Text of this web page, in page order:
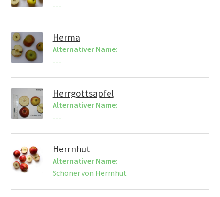
---
Herma
Alternativer Name:
---
Herrgottsapfel
Alternativer Name:
---
Herrnhut
Alternativer Name:
Schöner von Herrnhut